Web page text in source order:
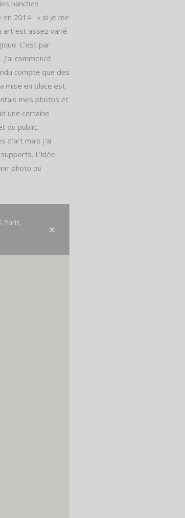
hanches
2014 : « si je me
art est assez varié
C’est par
commencé
compte que des
mise en place est
mes photos et
une certaine
du public.
mais j’ai
L’idée
photo ou
Paris.